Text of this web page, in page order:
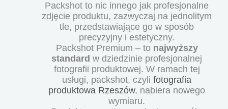
Packshot to nic innego jak profesjonalne
zdjęcie produktu, zazwyczaj na jednolitym
tle, przedstawiające go w sposób
precyzyjny i estetyczny.
Packshot Premium – to najwyższy
standard w dziedzinie profesjonalnej
fotografii produktowej. W ramach tej
usługi, packshot, czyli fotografia
produktowa Rzeszów, nabiera nowego
wymiaru.